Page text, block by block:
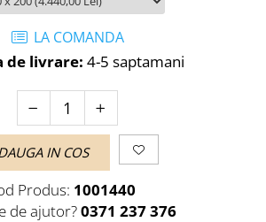
LA COMANDA
de livrare: 4-5 saptamani
IN COS
Produs: 1001440
de ajutor?0371 237 376